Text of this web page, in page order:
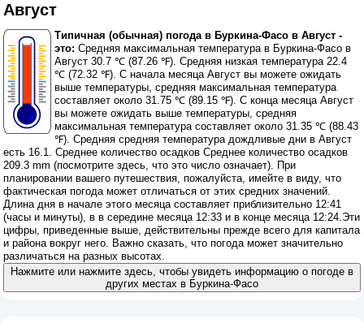
Август
Типичная (обычная) погода в Буркина-Фасо в Август -
это: Средняя максимальная температура в Буркина-Фасо в
Август 30.7 ℃ (87.26 ℉). Средняя низкая температура 22.4
℃ (72.32 ℉). С начала месяца Август вы можете ожидать
выше температуры, средняя максимальная температура
составляет около 31.75 ℃ (89.15 ℉). С конца месяца Август
вы можете ожидать выше температуры, средняя
максимальная температура составляет около 31.35 ℃ (88.43
℉). Средняя средняя температура дождливые дни в Август
есть 16.1. Среднее количество осадков Среднее количество осадков
209.3 mm (посмотрите здесь, что это число означает). При
планировании вашего путешествия, пожалуйста, имейте в виду, что
фактическая погода может отличаться от этих средних значений.
Длина дня в начале этого месяца составляет приблизительно 12:41
(часы и минуты), в в середине месяца 12:33 и в конце месяца 12:24.Эти
цифры, приведенные выше, действительны прежде всего для капитала
и района вокруг него. Важно сказать, что погода может значительно
различаться на разных высотах.
Нажмите или нажмите здесь, чтобы увидеть информацию о погоде в
других местах в Буркина-Фасо